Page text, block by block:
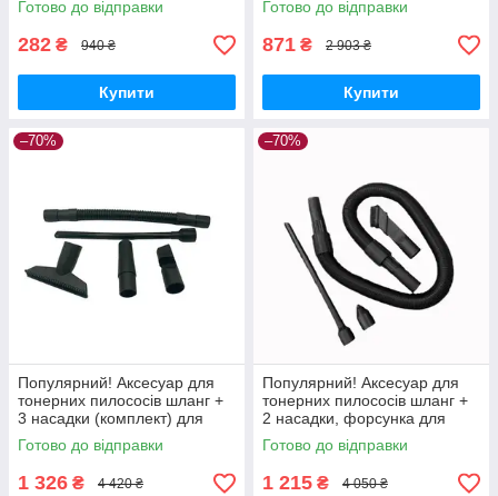
на Nukleon.com.ua
Готово до відправки
282 ₴ 940 ₴
Купити
220V HYB (HS188) - Краща
якість тільки на
Готово до відправки
871 ₴ 2 903 ₴
Купити
–70%
Популярний! Аксесуар для
тонерних пилососів шланг +
3 насадки (комплект) для
Micro Dust Welldo
(VACWDSETP) - Краща якість
тільки
Готово до відправки
1 326 ₴ 4 420 ₴
–70%
Популярний! Аксесуар для
тонерних пилососів шланг +
2 насадки, форсунка для
Washable/MicroDust Welldo
(VACWDSET) - Краща якість
Готово до відправки
1 215 ₴ 4 050 ₴